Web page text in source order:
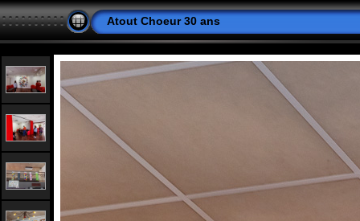
Atout Choeur 30 ans